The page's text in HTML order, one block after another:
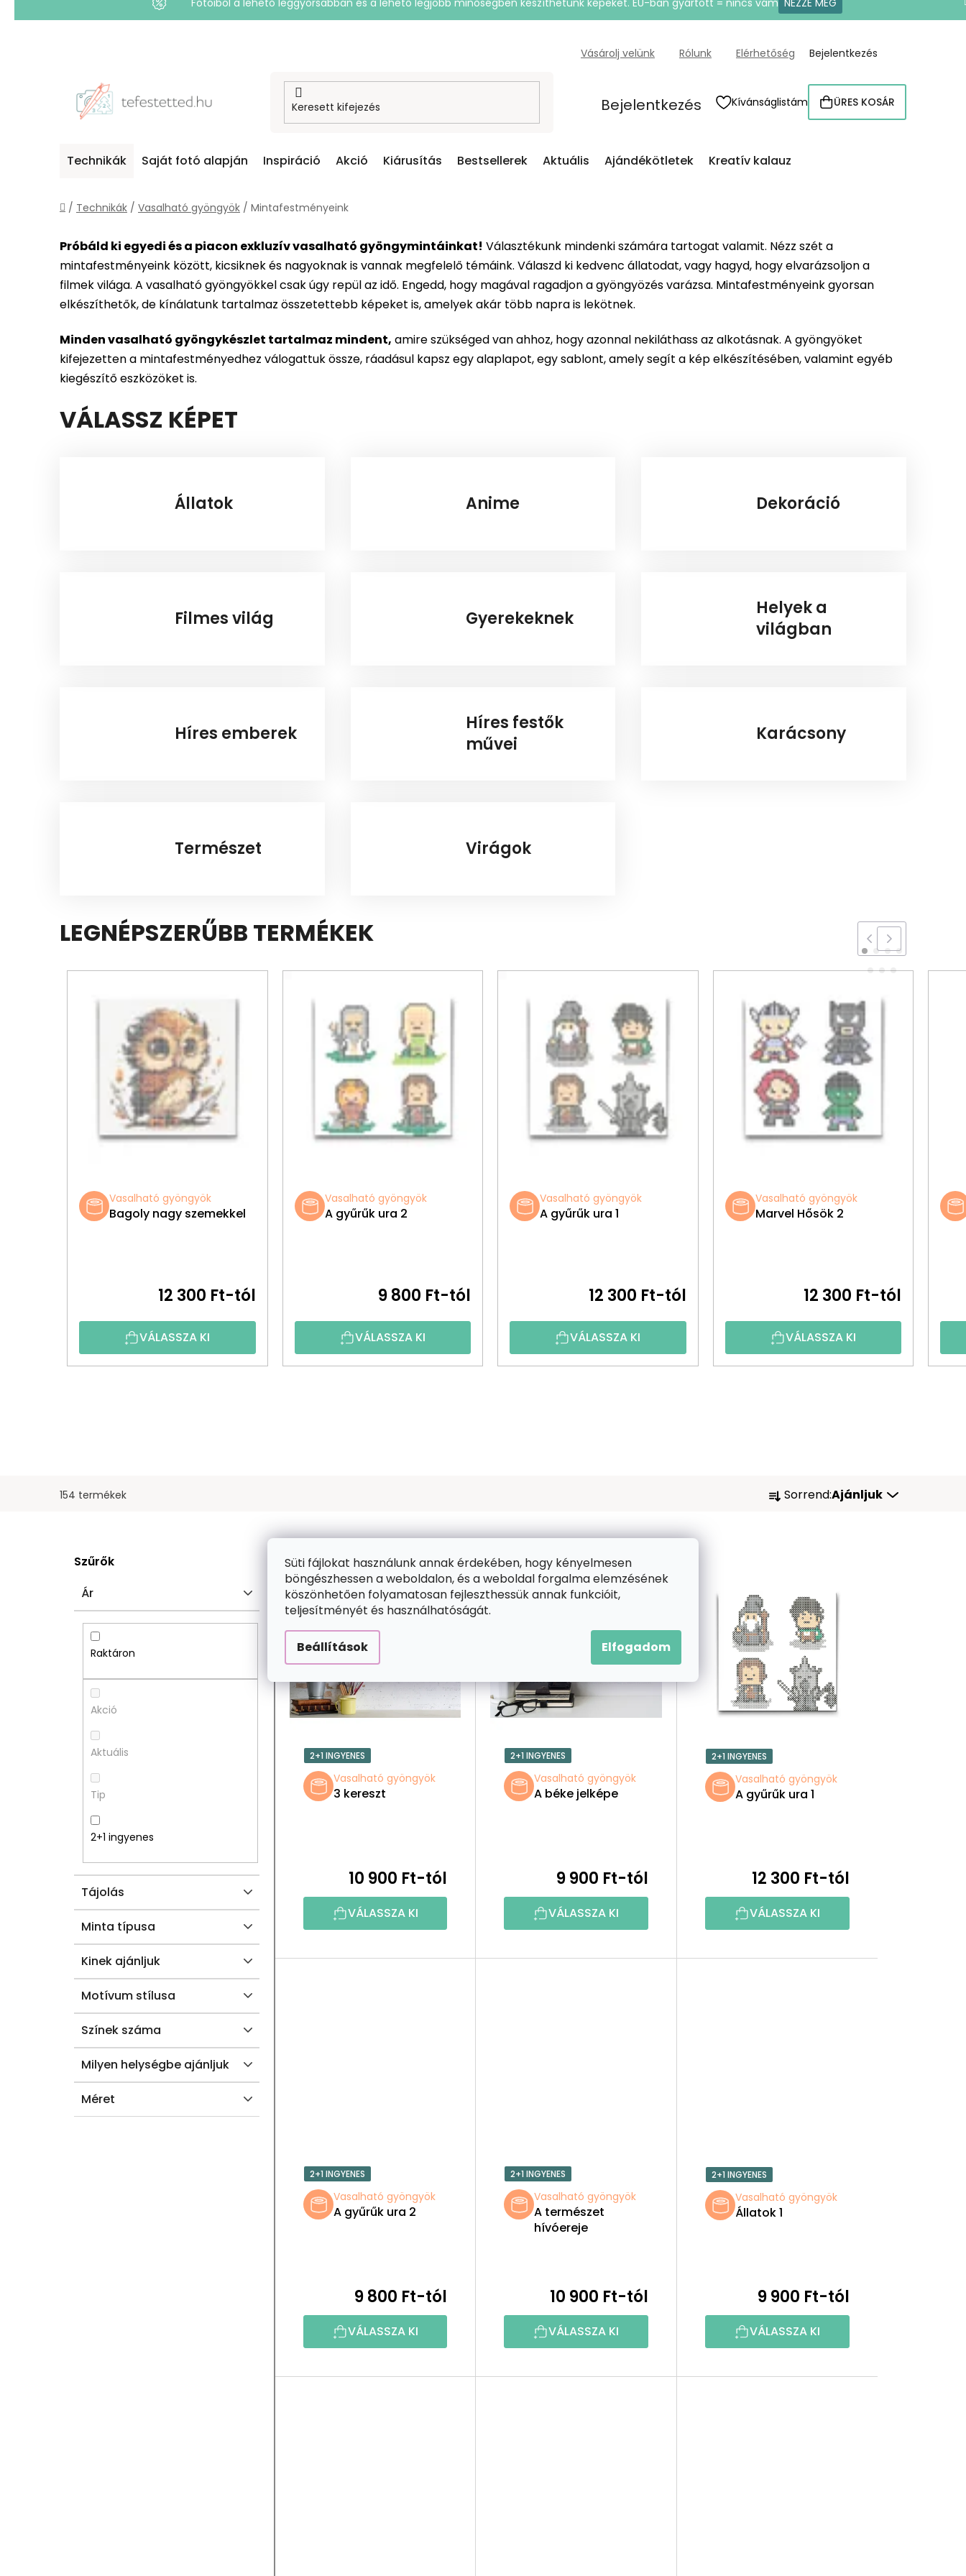
Süti fájlokat használunk annak érdekében, hogy kényelmesen
böngészhessen a weboldalon, és a weboldal forgalma elemzésének
köszönhetően folyamatosan fejleszthessük annak funkcióit,
teljesítményét és használhatóságát.
Beállítások Elfogadom
Fotóiból a lehető leggyorsabban és a lehető legjobb minőségben készíthetünk képeket. EU-ban gyártott = nincs vám NÉZZE MEG
Vásárolj velünk Rólunk Elérhetőség Bejelentkezés
Bejelentkezés Kívánságlistám KOSÁR
ÜRES KOSÁR
Technikák Saját fotó alapján Inspiráció Akció Kiárusítás Bestsellerek Aktuális Ajándékötletek Kreatív kalauz
Kezdőlap
/ Technikák / Vasalható gyöngyök / Mintafestményeink
Próbáld ki egyedi és a piacon exkluzív vasalható gyöngymintáinkat! Választékunk mindenki számára tartogat valamit. Nézz szét a
mintafestményeink között, kicsiknek és nagyoknak is vannak megfelelő témáink. Válaszd ki kedvenc állatodat, vagy hagyd, hogy elvarázsoljon a
filmek világa. A vasalható gyöngyökkel csak úgy repül az idő. Engedd, hogy magával ragadjon a gyöngyözés varázsa. Mintafestményeink gyorsan
elkészíthetők, de kínálatunk tartalmaz összetettebb képeket is, amelyek akár több napra is lekötnek.
Minden vasalható gyöngykészlet tartalmaz mindent, amire szükséged van ahhoz, hogy azonnal nekiláthass az alkotásnak. A gyöngyöket
kifejezetten a mintafestményedhez válogattuk össze, ráadásul kapsz egy alaplapot, egy sablont, amely segít a kép elkészítésében, valamint egyéb
kiegészítő eszközöket is.
VÁLASSZ KÉPET
Állatok Anime Dekoráció
Filmes világ Gyerekeknek
Helyek a
világban
Híres emberek
Híres festők
művei
Karácsony
Természet Virágok
LEGNÉPSZERŰBB TERMÉKEK
Vasalható gyöngyök
Bagoly nagy szemekkel
12 300 Ft-tól
VÁLASSZA KI
Vasalható gyöngyök
A gyűrűk ura 2
9 800 Ft-tól
VÁLASSZA KI
Vasalható gyöngyök
A gyűrűk ura 1
12 300 Ft-tól
VÁLASSZA KI
Vasalható gyöngyök
Marvel Hősök 2
12 300 Ft-tól
VÁLASSZA KI
154 termékek
T
É
K
E
K
R
E
N
E
Z
É
S
Sorrend:Ajánljuk
O
D
Szűrők
Ár
Raktáron
Akció
Aktuális
Tip
2+1 ingyenes
Tájolás
Minta típusa
Kinek ajánljuk
Motívum stílusa
Színek száma
Milyen helységbe ajánljuk
Méret
T
E
R
É
K
J
2+1 INGYENES
Vasalható gyöngyök
3 kereszt
10 900 Ft-tól
VÁLASSZA KI
2+1 INGYENES
Vasalható gyöngyök
A béke jelképe
9 900 Ft-tól
VÁLASSZA KI
2+1 INGYENES
Vasalható gyöngyök
A gyűrűk ura 1
12 300 Ft-tól
VÁLASSZA KI
2+1 INGYENES
Vasalható gyöngyök
A gyűrűk ura 2
9 800 Ft-tól
VÁLASSZA KI
2+1 INGYENES
Vasalható gyöngyök
A természet
hívóereje
10 900 Ft-tól
VÁLASSZA KI
2+1 INGYENES
Vasalható gyöngyök
Állatok 1
9 900 Ft-tól
VÁLASSZA KI